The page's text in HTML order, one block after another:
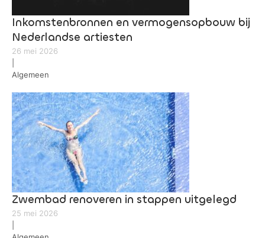
Inkomstenbronnen en vermogensopbouw bij
Nederlandse artiesten
26 mei 2026
Algemeen
Zwembad renoveren in stappen uitgelegd
25 mei 2026